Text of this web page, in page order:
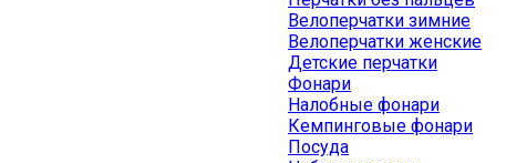
Велоперчатки зимние
Велоперчатки женские
Детские перчатки
Фонари
Налобные фонари
Кемпинговые фонари
Посуда